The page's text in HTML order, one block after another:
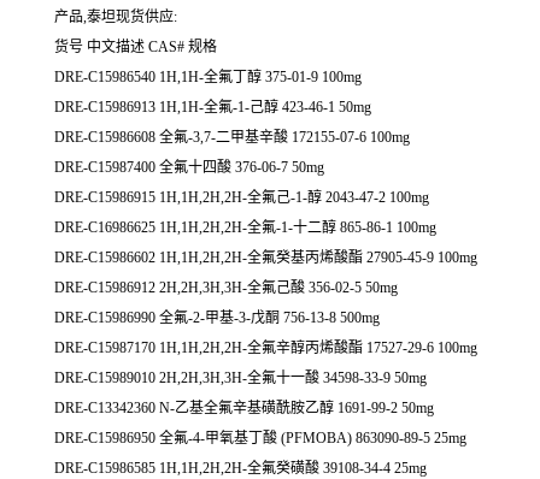
产品,泰坦现货供应:
货号 中文描述 CAS# 规格
DRE-C15986540 1H,1H-全氟丁醇 375-01-9 100mg
DRE-C15986913 1H,1H-全氟-1-己醇 423-46-1 50mg
DRE-C15986608 全氟-3,7-二甲基辛酸 172155-07-6 100mg
DRE-C15987400 全氟十四酸 376-06-7 50mg
DRE-C15986915 1H,1H,2H,2H-全氟己-1-醇 2043-47-2 100mg
DRE-C16986625 1H,1H,2H,2H-全氟-1-十二醇 865-86-1 100mg
DRE-C15986602 1H,1H,2H,2H-全氟癸基丙烯酸酯 27905-45-9 100mg
DRE-C15986912 2H,2H,3H,3H-全氟己酸 356-02-5 50mg
DRE-C15986990 全氟-2-甲基-3-戊酮 756-13-8 500mg
DRE-C15987170 1H,1H,2H,2H-全氟辛醇丙烯酸酯 17527-29-6 100mg
DRE-C15989010 2H,2H,3H,3H-全氟十一酸 34598-33-9 50mg
DRE-C13342360 N-乙基全氟辛基磺酰胺乙醇 1691-99-2 50mg
DRE-C15986950 全氟-4-甲氧基丁酸 (PFMOBA) 863090-89-5 25mg
DRE-C15986585 1H,1H,2H,2H-全氟癸磺酸 39108-34-4 25mg